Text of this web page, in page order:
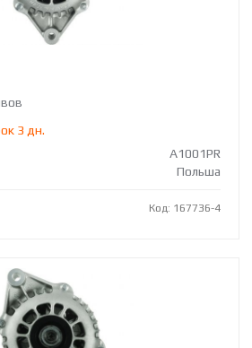
3 дн.
A1001PR
Польша
Код: 167736-4